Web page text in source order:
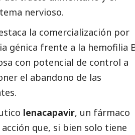
nervioso.
la comercialización por
génica frente a la hemofilia
con potencial de control a
el abandono de las
lenacapavir, un fármaco
que, si bien solo tiene